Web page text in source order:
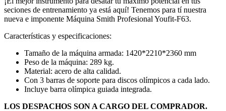
$1.899.000.$1.699.900.
seciones de entrenamiento ya está aquí! Tenemos para tí nuestra
nueva e imponente Máquina Smith Profesional Youfit-F63.
Características y especificaciones:
Tamaño de la máquina armada: 1420*2210*2360 mm
Peso de la máquina: 289 kg.
Material: acero de alta calidad.
Con 3 barras de soporte para discos olímpicos a cada lado.
Incluye barra olímpica guiada integrada.
LOS DESPACHOS SON A CARGO DEL COMPRADOR.